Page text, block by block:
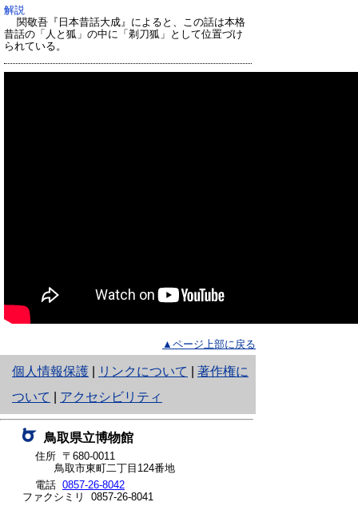
解説
関敬吾『日本昔話大成』によると、この話は本格
昔話の「人と狐」の中に「剃刀狐」として位置づけ
られている。
▲ページ上部に戻る
個人情報保護
と
り
ネ
ッ
ト
へ
リンクについて
著作権に
ついて
アクセシビリティ
鳥取県立博物館
住所 〒680-0011
鳥取市東町二丁目124番地
電話 0857-26-8042
ファクシミリ 0857-26-8041